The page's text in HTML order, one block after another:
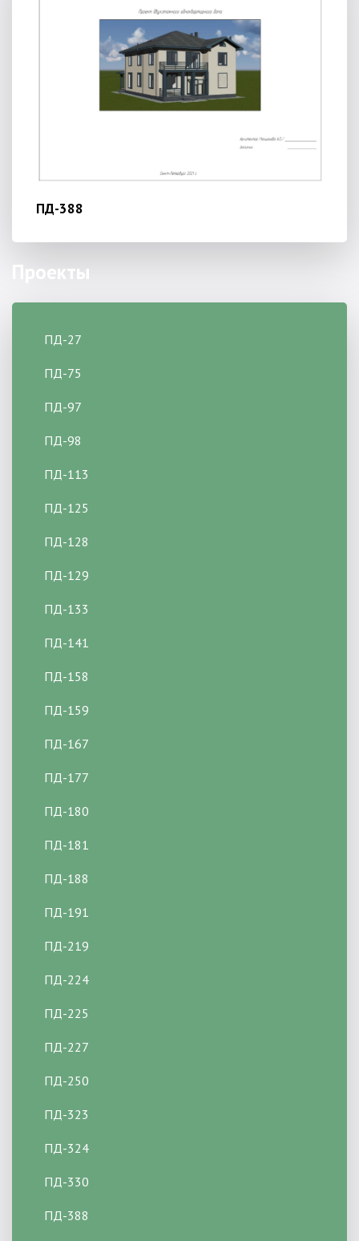
ПД-388
Проекты
ПД-27
ПД-75
ПД-97
ПД-98
ПД-113
ПД-125
ПД-128
ПД-129
ПД-133
ПД-141
ПД-158
ПД-159
ПД-167
ПД-177
ПД-180
ПД-181
ПД-188
ПД-191
ПД-219
ПД-224
ПД-225
ПД-227
ПД-250
ПД-323
ПД-324
ПД-330
ПД-388